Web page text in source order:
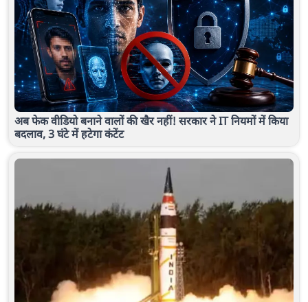
अब फेक वीडियो बनाने वालों की खैर नहीं! सरकार ने IT नियमों में किया
बदलाव, 3 घंटे में हटेगा कंटेंट